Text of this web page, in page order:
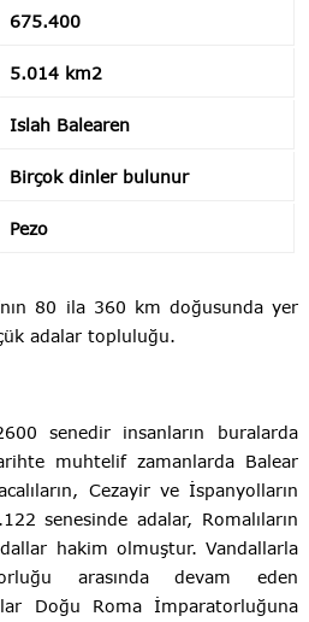
675.400
5.014 km2
Islah Balearen
Birçok dinler bulunur
Pezo
80 ila 360 km doğusunda yer
adalar topluluğu.
senedir insanların buralarda
muhtelif zamanlarda Balear
Cezayir ve İspanyolların
senesinde adalar, Romalıların
hakim olmuştur. Vandallarla
arasında devam eden
Doğu Roma İmparatorluğuna